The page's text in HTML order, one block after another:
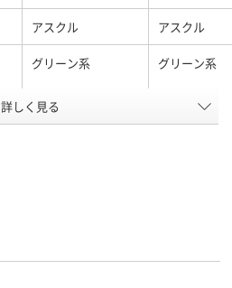
アスクル アスクル
グリーン系 グリーン系
20 20
詳しく見る